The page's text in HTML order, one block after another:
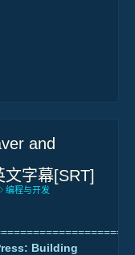
and
字幕[SRT]
编程与开发
Building